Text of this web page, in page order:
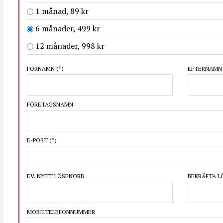
1 månad, 89 kr
6 månader, 499 kr
12 månader, 998 kr
FÖRNAMN (*) EFTERNAMN
FÖRETAGSNAMN
E-POST (*)
EV. NYTT LÖSENORD BEKRÄFTA
MOBILTELEFONNUMMER